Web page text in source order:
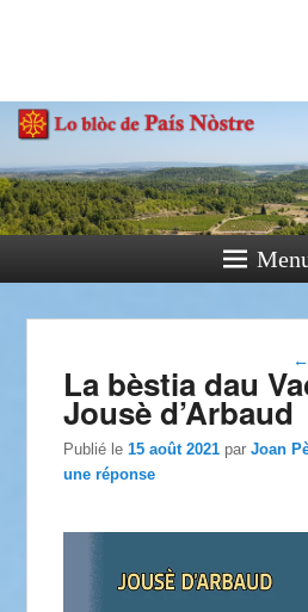
←
La bèstia dau
Jousè d’Arbaud
Publié le15 août 2021 parJoan
une réponse